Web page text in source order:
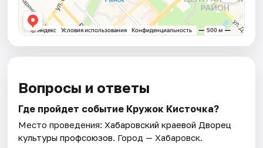
Вопросы и ответы
Где пройдет событие Кружок Кисточка?
Место проведения:Хабаровский краевой Дворец
культуры профсоюзов. Город — Хабаровск.